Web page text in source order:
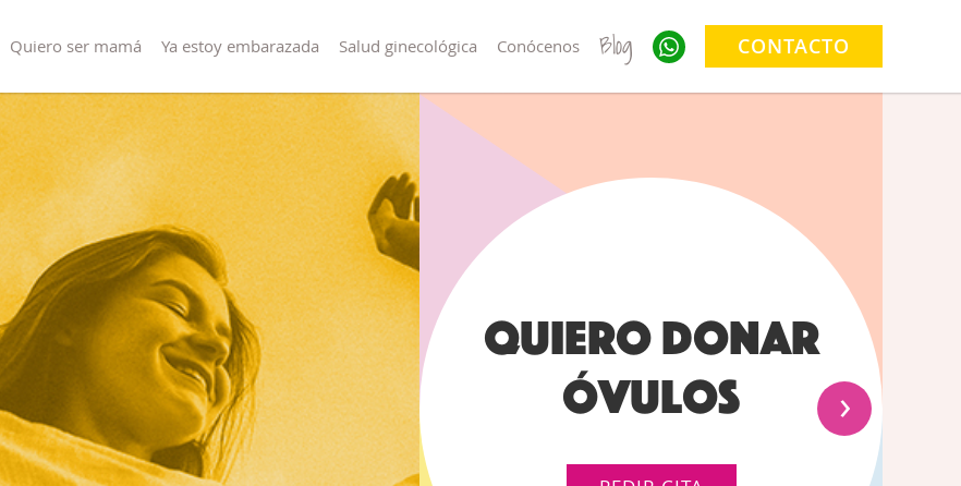
Quiero ser mamá Ya estoy embarazada Salud ginecológica Conócenos Blog CONTACTO
pruebas de
fertilidad ¡Sin
coste!
›